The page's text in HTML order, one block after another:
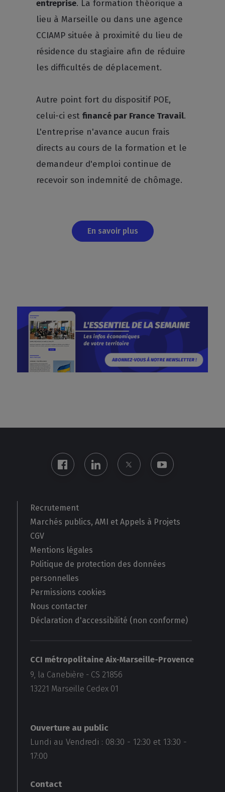
entreprise. La formation théorique a
lieu à Marseille ou dans une agence
CCIAMP située à proximité du lieu de
résidence du stagiaire afin de réduire
les difficultés de déplacement.
Autre point fort du dispositif POE,
celui-ci estfinancé par France Travail.
L'entreprise n'avance aucun frais
directs au cours de la formation et le
demandeur d'emploi continue de
recevoir son indemnité de chômage.
En savoir plus
CCI métropolitaine Aix-Marseille-Provence
9, la Canebière - CS 21856
13221 Marseille Cedex 01
Ouverture au public
Lundi au Vendredi : 08:30 - 12:30 et 13:30 -
17:00
Contact
Recrutement
Marchés publics, AMI et Appels à Projets
CGV
Mentions légales
Politique de protection des données
personnelles
Permissions cookies
Nous contacter
Déclaration d'accessibilité (non conforme)